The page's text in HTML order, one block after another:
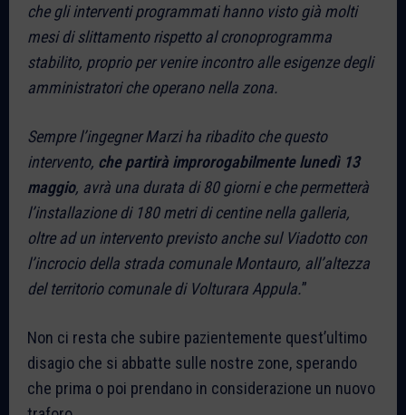
che gli interventi programmati hanno visto già molti
mesi di slittamento rispetto al cronoprogramma
stabilito, proprio per venire incontro alle esigenze degli
amministratori che operano nella zona.
Sempre l’ingegner Marzi ha ribadito che questo
intervento, che partirà improrogabilmente lunedì 13
maggio, avrà una durata di 80 giorni e che permetterà
l’installazione di 180 metri di centine nella galleria,
oltre ad un intervento previsto anche sul Viadotto con
l’incrocio della strada comunale Montauro, all’altezza
del territorio comunale di Volturara Appula.”
Non ci resta che subire pazientemente quest’ultimo
disagio che si abbatte sulle nostre zone, sperando
che prima o poi prendano in considerazione un nuovo